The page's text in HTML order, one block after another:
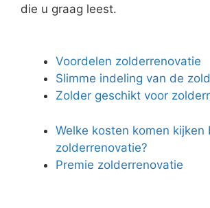
die u graag leest.
Voordelen zolderrenovatie
Slimme indeling van de
Zolder geschikt voor
Welke kosten komen kijken
zolderrenovatie?
Premie zolderrenovatie